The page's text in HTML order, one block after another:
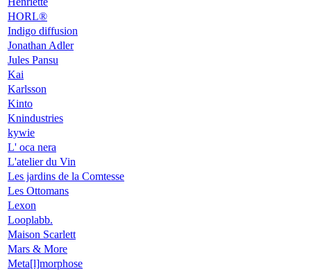
HORL®
Indigo diffusion
Jonathan Adler
Jules Pansu
Kai
Karlsson
Kinto
Knindustries
kywie
L' oca nera
L'atelier du Vin
Les jardins de la Comtesse
Les Ottomans
Lexon
Looplabb.
Maison Scarlett
Mars & More
Meta[l]morphose